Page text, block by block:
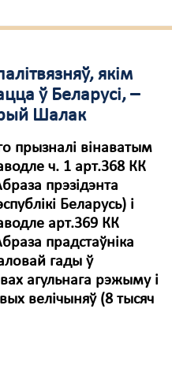
якім
ў Беларусі, –
Шалак
прызналі вінаватым
ч. 1 арт.368 КК
прэзідэнта
Беларусь) і
арт.369 КК
прадстаўніка
гады ў
агульнага рэжыму і
велічыняў (8 тысяч